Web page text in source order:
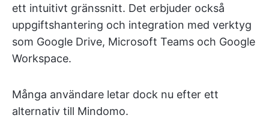
ett intuitivt gränssnitt. Det erbjuder också
uppgiftshantering och integration med verktyg
som Google Drive, Microsoft Teams och Google
Workspace.
Många användare letar dock nu efter ett
alternativ till Mindomo.